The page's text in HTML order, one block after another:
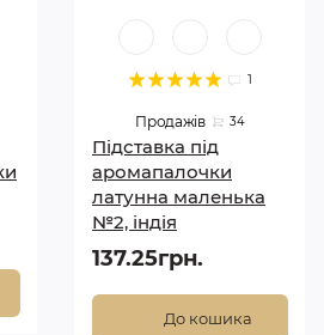
1
Продажів 34
Підставка під
аромапалочки
латунна маленька
№2, індія
137.25грн.
До кошика